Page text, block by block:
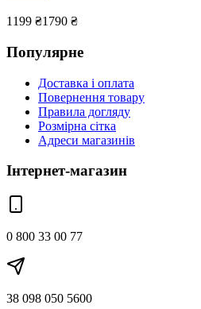
1199 ₴1790 ₴
Популярне
Доставка і оплата
Повернення товару
Правила догляду
Розмірна сітка
Адреси магазинів
Інтернет-магазин
0 800 33 00 77
38 098 050 5600